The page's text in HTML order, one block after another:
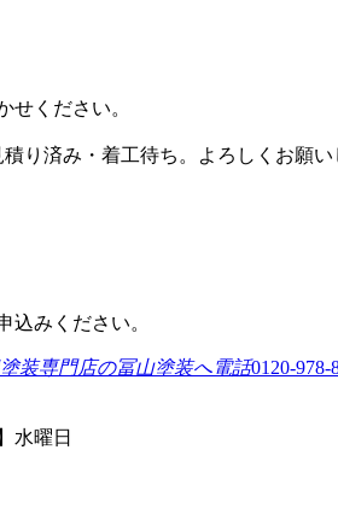
せください。
り済み・着工待ち。よろしくお願い
込みください。
0120-978-
水曜日